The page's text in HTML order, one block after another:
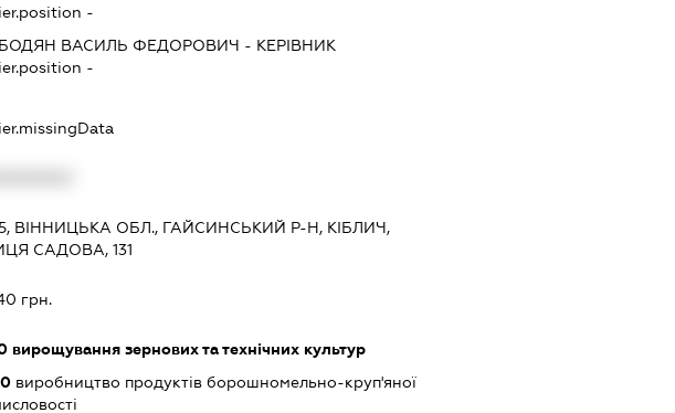
-
ВАСИЛЬ ФЕДОРОВИЧ - КЕРІВНИК
-
ВІННИЦЬКА ОБЛ., ГАЙСИНСЬКИЙ Р-Н, КІБЛИЧ,
САДОВА, 131
грн.
вирощування зернових та технічних культур
виробництво продуктів борошномельно-круп'яної